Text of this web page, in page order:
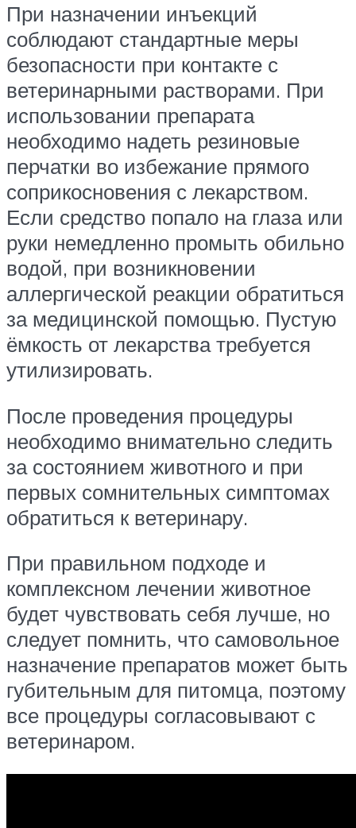
При назначении инъекций
соблюдают стандартные меры
безопасности при контакте с
ветеринарными растворами. При
использовании препарата
необходимо надеть резиновые
перчатки во избежание прямого
соприкосновения с лекарством.
Если средство попало на глаза или
руки немедленно промыть обильно
водой, при возникновении
аллергической реакции обратиться
за медицинской помощью. Пустую
ёмкость от лекарства требуется
утилизировать.
После проведения процедуры
необходимо внимательно следить
за состоянием животного и при
первых сомнительных симптомах
обратиться к ветеринару.
При правильном подходе и
комплексном лечении животное
будет чувствовать себя лучше, но
следует помнить, что самовольное
назначение препаратов может быть
губительным для питомца, поэтому
все процедуры согласовывают с
ветеринаром.